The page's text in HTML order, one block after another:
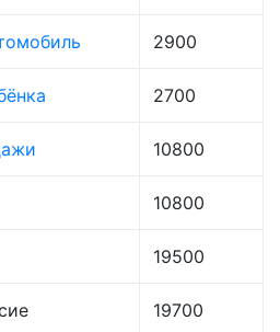
2900
2700
10800
10800
19500
19700